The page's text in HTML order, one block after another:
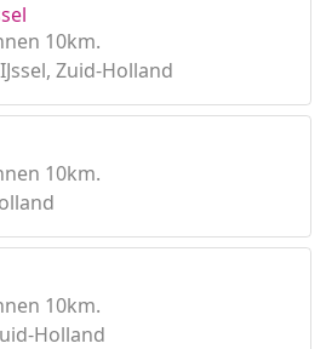
10km.
Zuid-Holland
10km.
10km.
Holland